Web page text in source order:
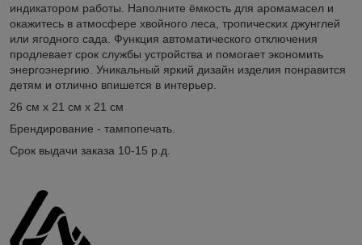
индикатором работы. Наполните ёмкость для аромамасел и
окажитесь в атмосфере хвойного леса, тропических джунглей
или ягодного сада. Функция автоматического отключения
продлевает срок службы устройства и помогает экономить
энергоэнергию. Уникальный яркий дизайн изделия понравится
детям и отлично впишется в интерьер.
26 см х 21 см х 21 см
Брендирование - тампопечать.
Срок выдачи заказа 10-15 р.д.